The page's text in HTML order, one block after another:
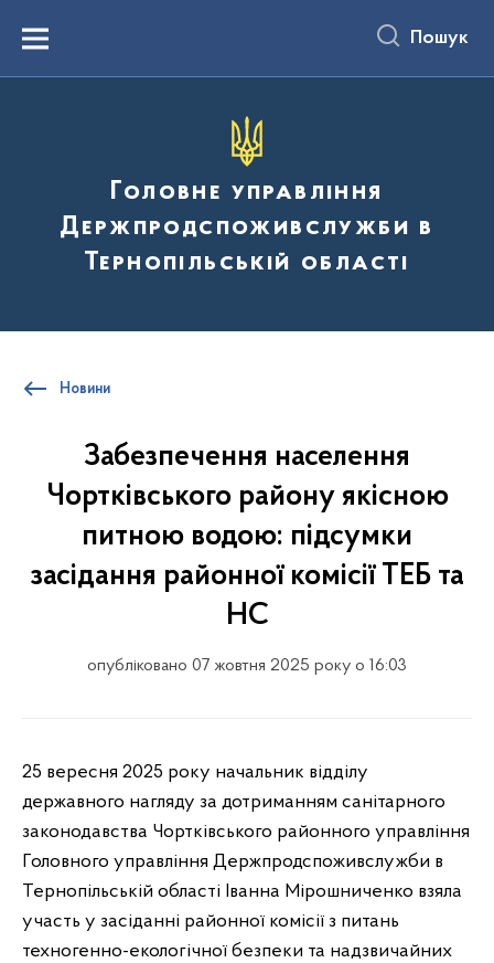
вмістуMenu Пошук
Головне управління
Держпродспоживслужби в
Тернопільській області
Новини
Забезпечення населення
Чортківського району якісною
питною водою: підсумки
засідання районної комісії ТЕБ та
НС
опубліковано 07 жовтня 2025 року о 16:03
25 вересня 2025 року начальник відділу
державного нагляду за дотриманням санітарного
законодавства Чортківського районного управління
Головного управління Держпродспоживслужби в
Тернопільській області Іванна Мірошниченко взяла
участь у засіданні районної комісії з питань
техногенно-екологічної безпеки та надзвичайних